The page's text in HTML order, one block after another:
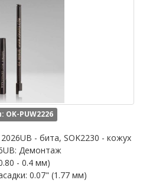
OK-PUW2226
- бита, SOK2230 - кожух
Демонтаж
- 0.4 мм)
0.07" (1.77 мм)